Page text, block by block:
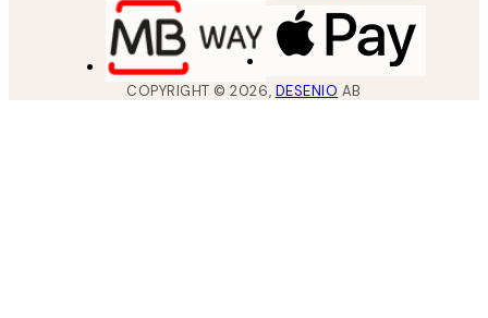
COPYRIGHT ©2026, DESENIO AB